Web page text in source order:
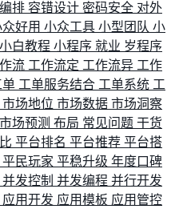
排 容错设计 密码安全 对外
好用 小众工具 小型团队 小
小白教程 小程序 就业 岁程序
流 工作流定 工作流异 工作
单 工单服务结合 工单系统 工
市场地位 市场数据 市场洞察
市场预测 布局 常见问题 干货
平台排名 平台推荐 平台搭
平民玩家 平稳升级 年度口碑
并发控制 并发编程 并行开发
应用开发 应用模板 应用管控